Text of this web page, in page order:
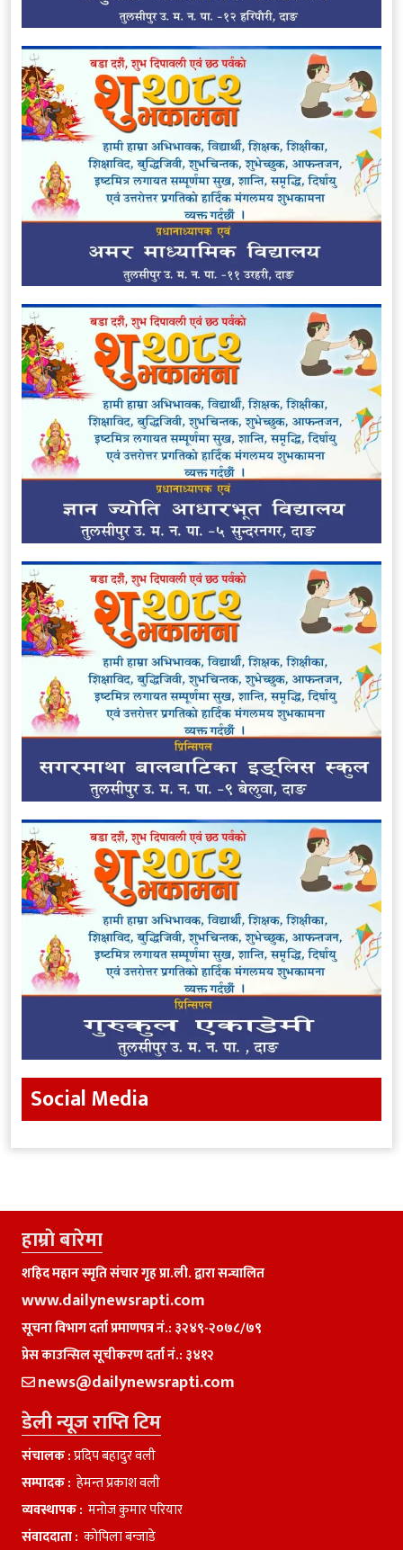
Social Media
हाम्राे बारेमा
शहिद महान स्मृति संचार गृह प्रा.ली. द्वारा सन्चालित
www.dailynewsrapti.com
सूचना विभाग दर्ता प्रमाणपत्र नं.: ३२४९-२०७८/७९
प्रेस काउन्सिल सूचीकरण दर्ता नं.: ३४१२
news@dailynewsrapti.com
डेली न्यूज राप्ति टिम
संचालक :प्रदिप बहादुर वली
सम्पादक : हेमन्त प्रकाश वली
व्यवस्थापक : मनाेज कुमार परियार
संवाददाता : काेपिला बन्जाडे